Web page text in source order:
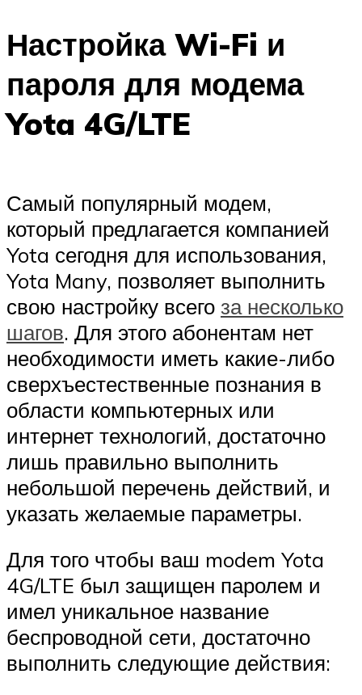
Настройка Wi-Fi и
пароля для модема
Yota 4G/LTE
Самый популярный модем,
который предлагается компанией
Yota сегодня для использования,
Yota Many, позволяет выполнить
свою настройку всего за несколько
шагов. Для этого абонентам нет
необходимости иметь какие-либо
сверхъестественные познания в
области компьютерных или
интернет технологий, достаточно
лишь правильно выполнить
небольшой перечень действий, и
указать желаемые параметры.
Для того чтобы ваш modem Yota
4G/LTE был защищен паролем и
имел уникальное название
беспроводной сети, достаточно
выполнить следующие действия: